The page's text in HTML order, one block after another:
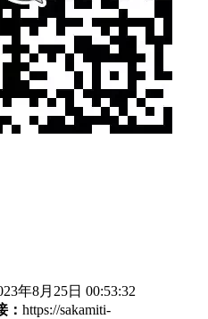
年8月25日 00:53:32
： https://sakamiti-